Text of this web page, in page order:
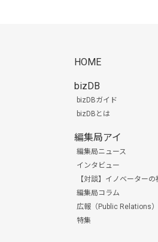
HOME
bizDB
bizDBガイド
bizDBとは
編集局アイ
編集局ニュース
インタビュー
【対談】イノベーターの
編集局コラム
広報（Public Relations）
特集